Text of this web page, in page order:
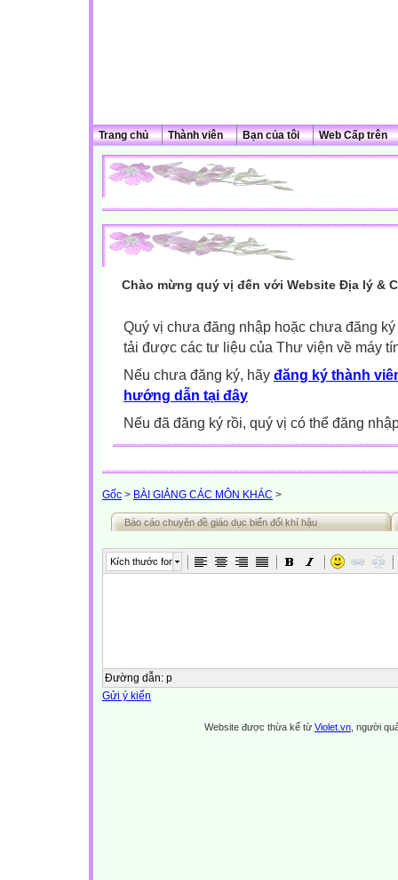
Trang chủ Thành viên Bạn của tôi Web Cấp trên
Chào mừng quý vị đến với Website Địa lý &
Quý vị chưa đăng nhập hoặc chưa đăng
tải được các tư liệu của Thư viện về máy
Nếu chưa đăng ký, hãy đăng ký thành
hướng dẫn tại đây
Nếu đã đăng ký rồi, quý vị có thể đăng
Gốc > BÀI GIẢNG CÁC MÔN KHÁC >
Báo cáo chuyên đề giáo dục biến đổi khí hậu
Kích thước font
Đường dẫn: p
Gửi ý kiến
Website được thừa kế từ Violet.vn , người